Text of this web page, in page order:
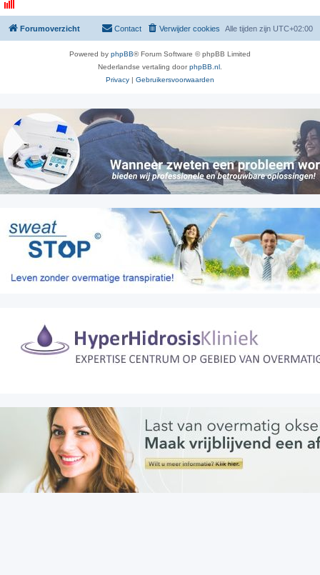
Forumoverzicht Alle tijden zijn UTC+02:00
Verwijder cookies
Contact
Powered by phpBB® Forum Software © phpBB Limited
Nederlandse vertaling doorphpBB.nl
Privacy | Gebruikersvoorwaarden